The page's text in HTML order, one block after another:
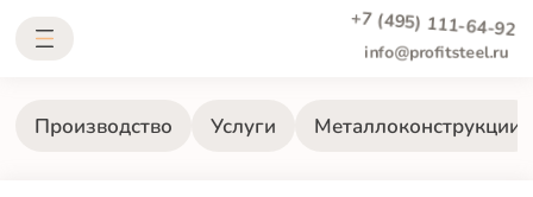
+7 (495) 111-64-92
info@profitsteel.ru
Производство Услуги Металлоконструкции